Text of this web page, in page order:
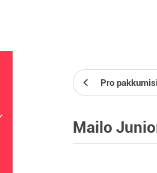
Pro pakkumisi
Mailo